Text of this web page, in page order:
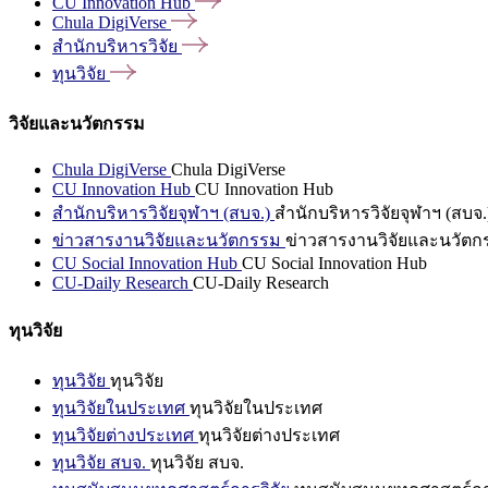
Chula DigiVerse
สำนักบริหารวิจัย
ทุนวิจัย
วิจัยและนวัตกรรม
Chula DigiVerse Chula DigiVerse
CU Innovation Hub CU Innovation Hub
สำนักบริหารวิจัยจุฬาฯ (สบจ.) สำนักบริหารวิจัยจุฬาฯ (สบจ
ข่าวสารงานวิจัยและนวัตกรรม ข่าวสารงานวิจัยและนวัตก
CU Social Innovation Hub CU Social Innovation Hub
CU-Daily Research CU-Daily Research
ทุนวิจัย
ทุนวิจัย ทุนวิจัย
ทุนวิจัยในประเทศ ทุนวิจัยในประเทศ
ทุนวิจัยต่างประเทศ ทุนวิจัยต่างประเทศ
ทุนวิจัย สบจ. ทุนวิจัย สบจ.